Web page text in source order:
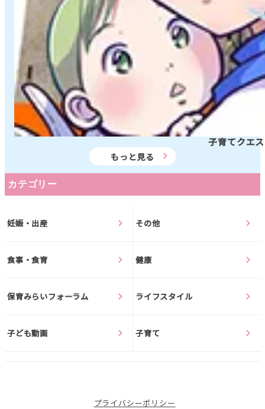
子育てクエ
もっと見る
カテゴリー
妊娠・出産 その他
食事・食育 健康
保育みらいフォーラム ライフスタイル
子ども動画 子育て
プライバシーポリシー